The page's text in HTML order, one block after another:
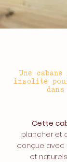
Une
insolite
Cette
plancher et
conçue avec
et